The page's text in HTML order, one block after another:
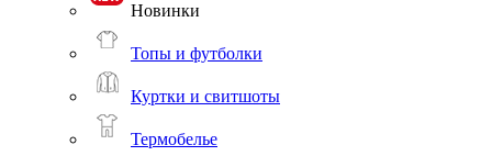
Новинки
Топы и футболки
Куртки и свитшоты
Термобелье